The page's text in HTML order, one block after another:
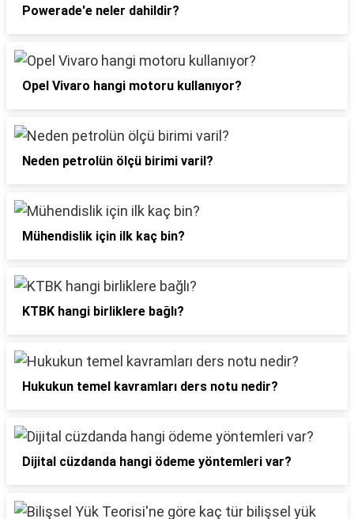
Powerade'e neler dahildir?
Opel Vivaro hangi motoru kullanıyor?
Neden petrolün ölçü birimi varil?
Mühendislik için ilk kaç bin?
KTBK hangi birliklere bağlı?
Hukukun temel kavramları ders notu nedir?
Dijital cüzdanda hangi ödeme yöntemleri var?